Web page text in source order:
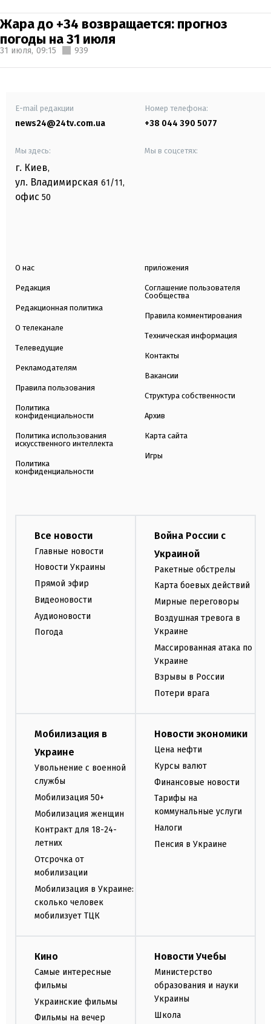
Жара до +34 возвращается: прогноз
погоды на 31 июля
31 июля, 09:15 939
E-mail редакции
news24@24tv.com.ua
Номер телефона:
+38 044 390 5077
Мы здесь:
г. Киев,
ул. Владимирская 61/11,
офис 50
Мы в соцсетях:
О нас
Редакция
Редакционная политика
О телеканале
Телеведущие
Рекламодателям
Правила пользования
Политика
конфиденциальности
Политика использования
искусственного интеллекта
Политика
конфиденциальности
приложения
Соглашение пользователя
Сообщества
Правила комментирования
Техническая информация
Контакты
Вакансии
Структура собственности
Архив
Карта сайта
Игры
Все новости
Главные новости
Новости Украины
Прямой эфир
Видеоновости
Аудионовости
Погода
Война России с
Украиной
Ракетные обстрелы
Карта боевых действий
Мирные переговоры
Воздушная тревога в
Украине
Массированная атака по
Украине
Взрывы в России
Потери врага
Мобилизация в
Украине
Увольнение с военной
службы
Мобилизация 50+
Мобилизация женщин
Контракт для 18-24-
летних
Отсрочка от
мобилизации
Мобилизация в Украине:
сколько человек
мобилизует ТЦК
Новости экономики
Цена нефти
Курсы валют
Финансовые новости
Тарифы на
коммунальные услуги
Налоги
Пенсия в Украине
Кино
Самые интересные
фильмы
Украинские фильмы
Фильмы на вечер
Новости Учебы
Министерство
образования и науки
Украины
Школа